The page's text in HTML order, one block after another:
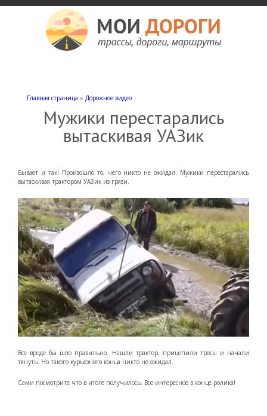
Главная страница » Дорожное видео
Мужики перестарались
вытаскивая УАЗик
Бывает и так! Произошло то, чего никто не ожидал. Мужики перестарались
вытаскивая трактором УАЗик из грязи.
Все вроде бы шло правильно. Нашли трактор, прицепили тросы и начали
тянуть. Но такого курьезного конца никто не ожидал.
Сами посмотрите что в итоге получилось. Все интересное в конце ролика!